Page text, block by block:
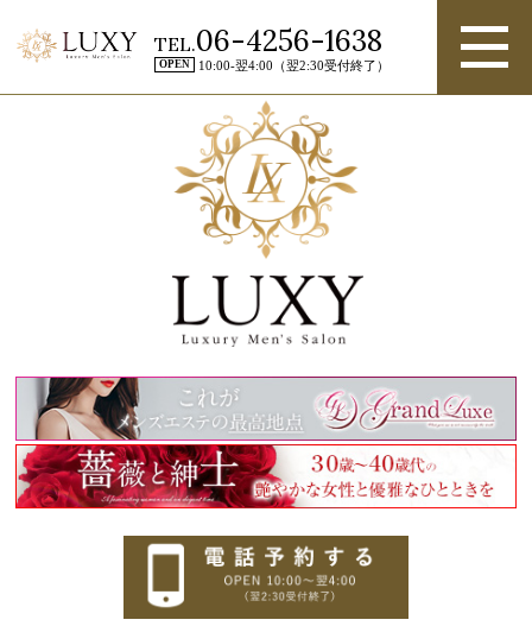
TEL.06-4256-1638
OPEN 10:00-翌4:00（翌2:30受付終了）